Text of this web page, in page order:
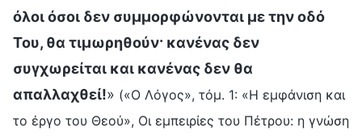
όλοι όσοι δεν συμμορφώνονται με την οδό
Του, θα τιμωρηθούν· κανένας δεν
συγχωρείται και κανένας δεν θα
απαλλαχθεί!» («Ο Λόγος», τόμ. 1: «Η εμφάνιση και
το έργο του Θεού», Οι εμπειρίες του Πέτρου: η γνώση